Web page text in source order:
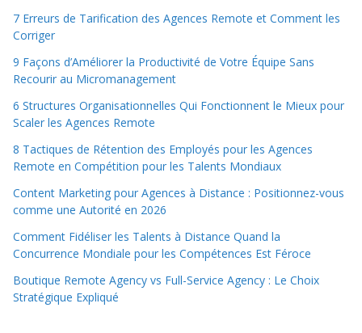
7 Erreurs de Tarification des Agences Remote et Comment les
Corriger
9 Façons d’Améliorer la Productivité de Votre Équipe Sans
Recourir au Micromanagement
6 Structures Organisationnelles Qui Fonctionnent le Mieux pour
Scaler les Agences Remote
8 Tactiques de Rétention des Employés pour les Agences
Remote en Compétition pour les Talents Mondiaux
Content Marketing pour Agences à Distance : Positionnez-vous
comme une Autorité en 2026
Comment Fidéliser les Talents à Distance Quand la
Concurrence Mondiale pour les Compétences Est Féroce
Boutique Remote Agency vs Full-Service Agency : Le Choix
Stratégique Expliqué